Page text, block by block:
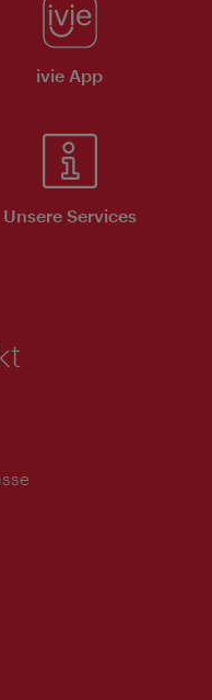
ivie App
Unsere Services